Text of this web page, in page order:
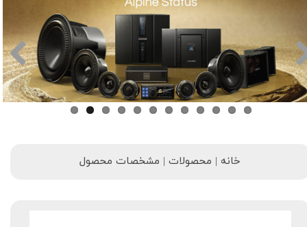
خانه | محصولات | مشخصات محصول